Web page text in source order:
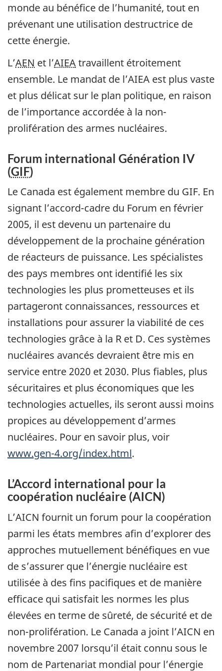
monde au bénéfice de l’humanité, tout en
prévenant une utilisation destructrice de
cette énergie.
L’AEN et l’AIEAtravaillent étroitement
ensemble. Le mandat de l’AIEA est plus vaste
et plus délicat sur le plan politique, en raison
de l’importance accordée à la non-
prolifération des armes nucléaires.
Forum international Génération IV
(GIF)
Le Canada est également membre du GIF. En
signant l’accord-cadre du Forum en février
2005, il est devenu un partenaire du
développement de la prochaine génération
de réacteurs de puissance. Les spécialistes
des pays membres ont identifié les six
technologies les plus prometteuses et ils
partageront connaissances, ressources et
installations pour assurer la viabilité de ces
technologies grâce à la R et D. Ces systèmes
nucléaires avancés devraient être mis en
service entre 2020 et 2030. Plus fiables, plus
sécuritaires et plus économiques que les
technologies actuelles, ils seront aussi moins
propices au développement d’armes
nucléaires. Pour en savoir plus, voir
www.gen-4.org/index.html.
L’Accord international pour la
coopération nucléaire (AICN)
L’AICN fournit un forum pour la coopération
parmi les états membres afin d’explorer des
approches mutuellement bénéfiques en vue
de s’assurer que l’énergie nucléaire est
utilisée à des fins pacifiques et de manière
efficace qui satisfait les normes les plus
élevées en terme de sûreté, de sécurité et de
non-prolifération. Le Canada a joint l’AICN en
novembre 2007 lorsqu’il était connu sous le
nom de Partenariat mondial pour l’énergie